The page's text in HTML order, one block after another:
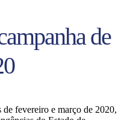
de
de fevereiro e março de 2020,